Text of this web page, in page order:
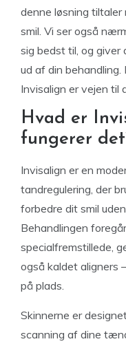
denne løsning
smil. Vi ser også
sig bedst til, og giver
ud af din
Invisalign er vejen til
Hvad er
fungerer
Invisalign er en
tandregulering, der
forbedre dit smil
Behandlingen
specialfremstillede,
også kaldet aligners
på plads.
Skinnerne er
scanning af dine